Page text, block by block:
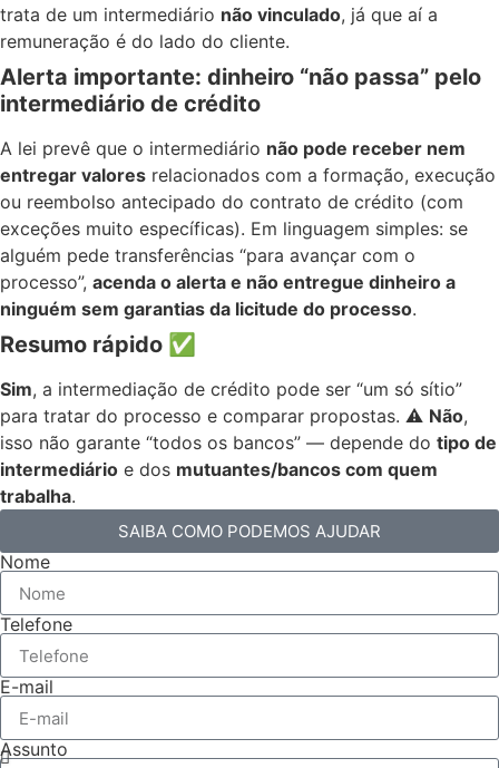
trata de um intermediário não vinculado, já que aí a
remuneração é do lado do cliente.
Alerta importante: dinheiro “não passa” pelo
intermediário de crédito
A lei prevê que o intermediário não pode receber nem
entregar valores relacionados com a formação, execução
ou reembolso antecipado do contrato de crédito (com
exceções muito específicas). Em linguagem simples: se
alguém pede transferências “para avançar com o
processo”, acenda o alerta e não entregue dinheiro a
ninguém sem garantias da licitude do processo.
Resumo rápido ✅
Sim, a intermediação de crédito pode ser “um só sítio”
para tratar do processo e comparar propostas. ⚠️ Não,
isso não garante “todos os bancos” — depende do tipo de
intermediário e dos mutuantes/bancos com quem
trabalha.
SAIBA COMO PODEMOS AJUDAR
Nome
Telefone
E-mail
Assunto